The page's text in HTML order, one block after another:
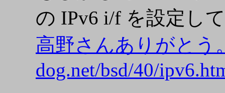
の IPv6 i/f を設定し
高野さんありがとう
dog.net/bsd/40/